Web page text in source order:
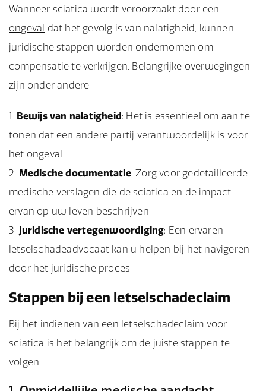
Wanneer sciatica wordt veroorzaakt door een
ongeval dat het gevolg is van nalatigheid, kunnen
juridische stappen worden ondernomen om
compensatie te verkrijgen. Belangrijke overwegingen
zijn onder andere:
Bewijs van nalatigheid: Het is essentieel om aan te
tonen dat een andere partij verantwoordelijk is voor
het ongeval.
Medische documentatie: Zorg voor gedetailleerde
medische verslagen die de sciatica en de impact
ervan op uw leven beschrijven.
Juridische vertegenwoordiging: Een ervaren
letselschadeadvocaat kan u helpen bij het navigeren
door het juridische proces.
Stappen bij een letselschadeclaim
Bij het indienen van een letselschadeclaim voor
sciatica is het belangrijk om de juiste stappen te
volgen: